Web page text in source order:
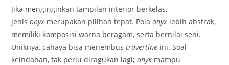
Jika menginginkan tampilan interior berkelas,
jenisonyx merupakan pilihan tepat. Polaonyx lebih abstrak,
memiliki komposisi warna beragam, serta bernilai seni.
Uniknya, cahaya bisa menembustravertine ini. Soal
keindahan, tak perlu diragukan lagi;onyx mampu